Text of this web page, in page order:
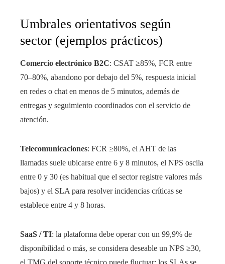
Umbrales orientativos según
sector (ejemplos prácticos)
Comercio electrónico B2C: CSAT ≥85%, FCR entre
70–80%, abandono por debajo del 5%, respuesta inicial
en redes o chat en menos de 5 minutos, además de
entregas y seguimiento coordinados con el servicio de
atención.
Telecomunicaciones: FCR ≥80%, el AHT de las
llamadas suele ubicarse entre 6 y 8 minutos, el NPS oscila
entre 0 y 30 (es habitual que el sector registre valores más
bajos) y el SLA para resolver incidencias críticas se
establece entre 4 y 8 horas.
SaaS / TI: la plataforma debe operar con un 99,9% de
disponibilidad o más, se considera deseable un NPS ≥30,
el TMG del soporte técnico puede fluctuar; los SLAs se